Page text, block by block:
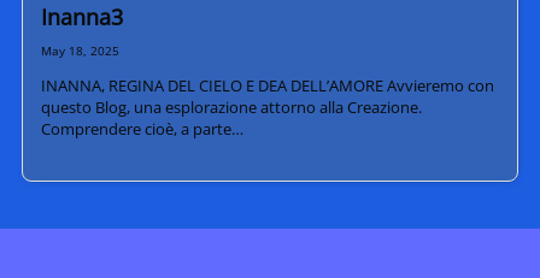
Inanna3
May 18, 2025
INANNA, REGINA DEL CIELO E DEA DELL’AMORE Avvieremo con
questo Blog, una esplorazione attorno alla Creazione.
Comprendere cioè, a parte…